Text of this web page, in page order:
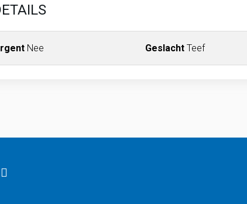
Nee Geslacht Teef